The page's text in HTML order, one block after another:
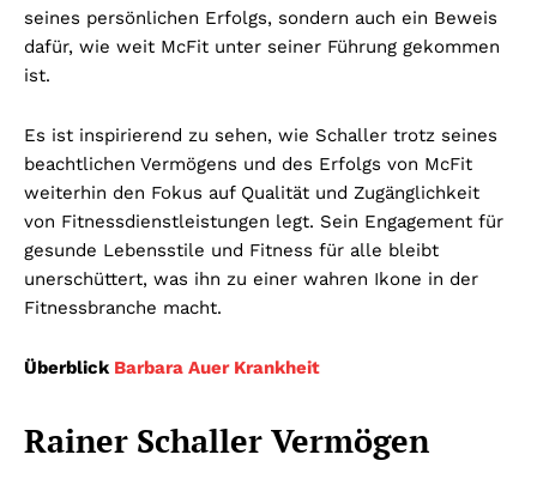
seines persönlichen Erfolgs, sondern auch ein Beweis
dafür, wie weit McFit unter seiner Führung gekommen
ist.
Es ist inspirierend zu sehen, wie Schaller trotz seines
beachtlichen Vermögens und des Erfolgs von McFit
weiterhin den Fokus auf Qualität und Zugänglichkeit
von Fitnessdienstleistungen legt. Sein Engagement für
gesunde Lebensstile und Fitness für alle bleibt
unerschüttert, was ihn zu einer wahren Ikone in der
Fitnessbranche macht.
Überblick Barbara Auer Krankheit
Rainer Schaller Vermögen